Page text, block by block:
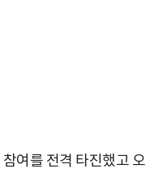
여를 전격 타진했고 오